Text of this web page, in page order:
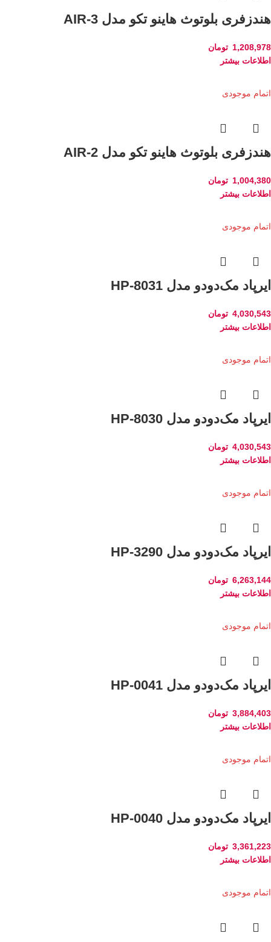
هندزفری بلوتوث هاینو تکو مدل AIR-3
1,208,978 تومان
اطلاعات بیشتر
اتمام موجودی
هندزفری بلوتوث هاینو تکو مدل AIR-2
1,004,380 تومان
اطلاعات بیشتر
اتمام موجودی
ایرپاد مک‌دودو مدل HP-8031
4,030,543 تومان
اطلاعات بیشتر
اتمام موجودی
ایرپاد مک‌دودو مدل HP-8030
4,030,543 تومان
اطلاعات بیشتر
اتمام موجودی
ایرپاد مک‌دودو مدل HP-3290
6,263,144 تومان
اطلاعات بیشتر
اتمام موجودی
ایرپاد مک‌دودو مدل HP-0041
3,884,403 تومان
اطلاعات بیشتر
اتمام موجودی
ایرپاد مک‌دودو مدل HP-0040
3,361,223 تومان
اطلاعات بیشتر
اتمام موجودی